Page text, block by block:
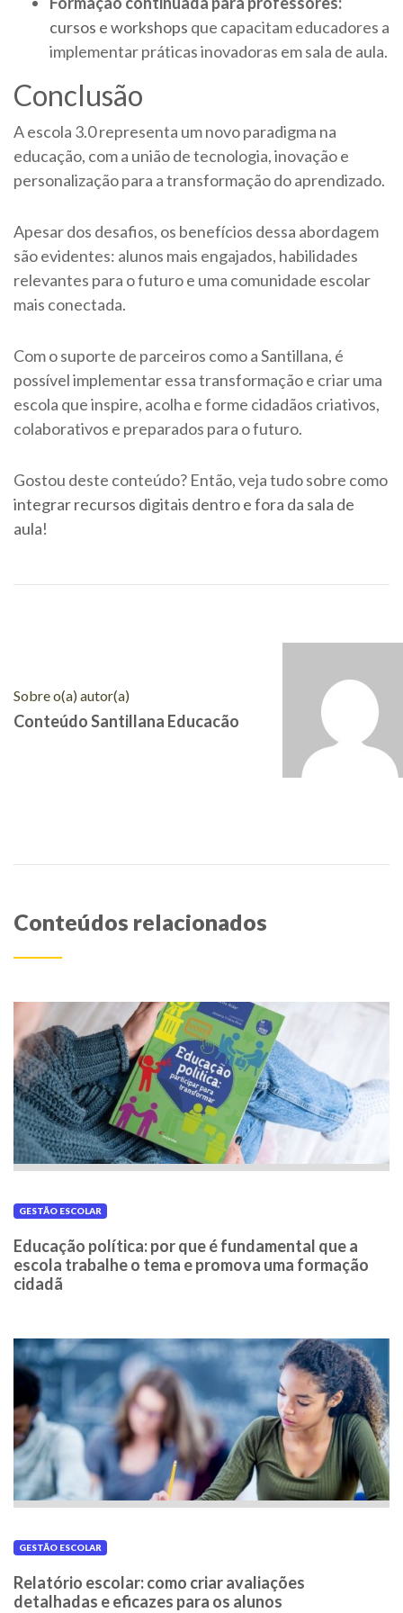
cursos e workshops que capacitam educadores a
implementar práticas inovadoras em sala de aula.
Conclusão
A escola 3.0 representa um novo paradigma na
educação, com a união de tecnologia, inovação e
personalização para a transformação do aprendizado.
Apesar dos desafios, os benefícios dessa abordagem
são evidentes: alunos mais engajados, habilidades
relevantes para o futuro e uma comunidade escolar
mais conectada.
Com o suporte de parceiros como a Santillana, é
possível implementar essa transformação e criar uma
escola que inspire, acolha e forme cidadãos criativos,
colaborativos e preparados para o futuro.
Gostou deste conteúdo? Então, veja tudo sobre como
integrar recursos digitais dentro e fora da sala de
aula!
Sobre o(a) autor(a)
Conteúdo Santillana Educacão
Conteúdos relacionados
GESTÃO ESCOLAR
Educação política: por que é fundamental que a
escola trabalhe o tema e promova uma formação
cidadã
GESTÃO ESCOLAR
Relatório escolar: como criar avaliações
detalhadas e eficazes para os alunos